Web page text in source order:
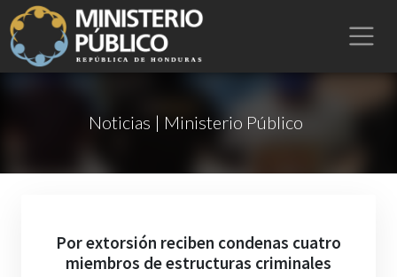
Noticias | Ministerio Público
Por extorsión reciben condenas cuatro
miembros de estructuras criminales